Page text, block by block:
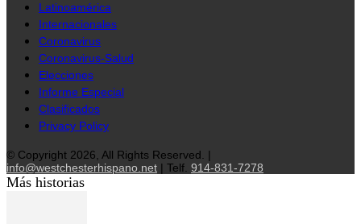
Latinoamérica
Internacionales
Coronavirus
Coronavirus-Salud
Elecciones
Informe Especial
Clasificados
Privacy Policy
© Copyright 2026, All Rights Reserved. |
info@westchesterhispano.net | Telf. 914-831-7278
Más historias